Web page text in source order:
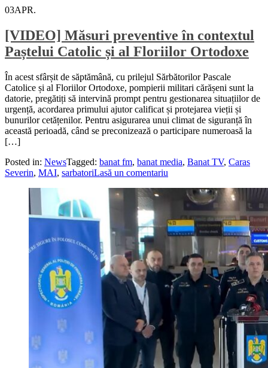
03APR.
[VIDEO] Măsuri preventive în contextul
Paștelui Catolic și al Floriilor Ortodoxe
În acest sfârșit de săptămână, cu prilejul Sărbătorilor Pascale
Catolice și al Floriilor Ortodoxe, pompierii militari cărășeni sunt la
datorie, pregătiți să intervină prompt pentru gestionarea situațiilor de
urgență, acordarea primului ajutor calificat și protejarea vieții și
bunurilor cetățenilor. Pentru asigurarea unui climat de siguranță în
această perioadă, când se preconizează o participare numeroasă la
[…]
Posted in: NewsTagged: banat fm, banat media, Banat TV, Caras
Severin, MAI, sarbatoriLasă un comentariu